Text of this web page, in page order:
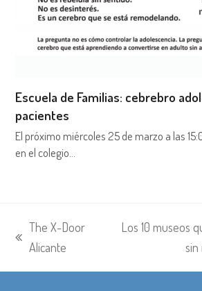
Escuela de Familias: cebrebro
pacientes
El próximo miércoles 25 de marzo a las
en el colegio…
entrada
The X-Door
Alicante
Los 10 museos
sin